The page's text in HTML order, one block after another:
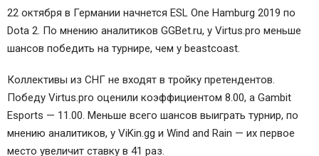
22 октября в Германии начнется ESL One Hamburg 2019 по
Dota 2. По мнению аналитиков GGBet.ru, у Virtus.pro меньше
шансов победить на турнире, чем у beastcoast.
Коллективы из СНГ не входят в тройку претендентов.
Победу Virtus.pro оценили коэффициентом 8.00, а Gambit
Esports — 11.00. Меньше всего шансов выиграть турнир, по
мнению аналитиков, у ViKin.gg и Wind and Rain — их первое
место увеличит ставку в 41 раз.